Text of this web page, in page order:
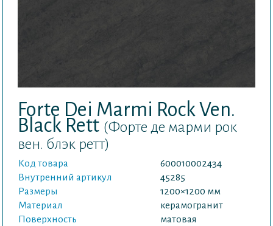
Forte Dei Marmi Rock Ven.
Black Rett (Форте де марми рок
вен. блэк ретт)
Код товара
600010002434
Внутренний артикул
45285
Размеры
1200×1200 мм
Материал
керамогранит
Поверхность
матовая